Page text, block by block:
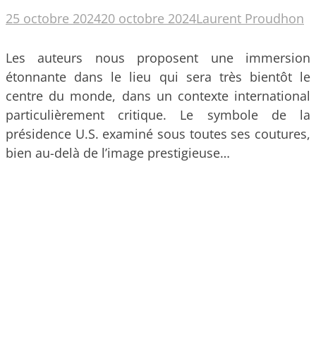
25 octobre 202420 octobre 2024Laurent Proudhon
Les auteurs nous proposent une immersion
étonnante dans le lieu qui sera très bientôt le
centre du monde, dans un contexte international
particulièrement critique. Le symbole de la
présidence U.S. examiné sous toutes ses coutures,
bien au-delà de l’image prestigieuse…